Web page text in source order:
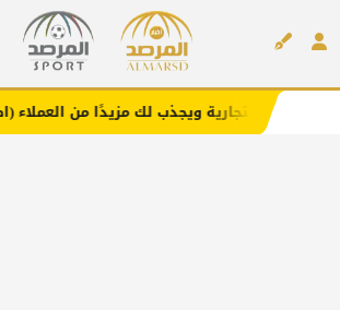
ويجذب لك مزيدًا من العملاء (اضغط لطلب الإعلان)